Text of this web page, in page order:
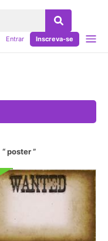
Entrar Inscreva-se
poster